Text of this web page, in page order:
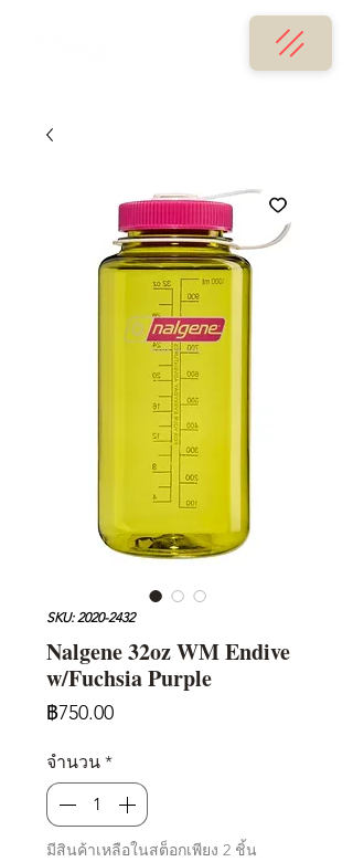
SKU: 2020-2432
Nalgene 32oz WM Endive
w/Fuchsia Purple
฿750.00ราคา
จำนวน *
มีสินค้าเหลือในสต็อกเพียง 2 ชิ้น